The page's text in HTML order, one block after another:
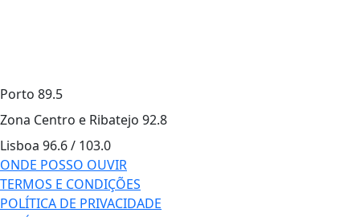
Porto 89.5
Zona Centro e Ribatejo 92.8
Lisboa 96.6 / 103.0
ONDE POSSO OUVIR
TERMOS E CONDIÇÕES
POLÍTICA DE PRIVACIDADE